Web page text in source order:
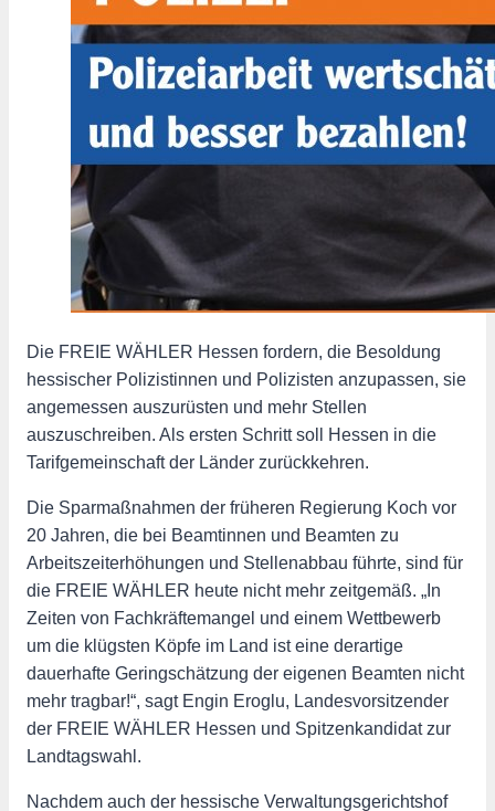
Die FREIE WÄHLER Hessen fordern, die Besoldung
hessischer Polizistinnen und Polizisten anzupassen, sie
angemessen auszurüsten und mehr Stellen
auszuschreiben. Als ersten Schritt soll Hessen in die
Tarifgemeinschaft der Länder zurückkehren.
Die Sparmaßnahmen der früheren Regierung Koch vor
20 Jahren, die bei Beamtinnen und Beamten zu
Arbeitszeiterhöhungen und Stellenabbau führte, sind für
die FREIE WÄHLER heute nicht mehr zeitgemäß. „In
Zeiten von Fachkräftemangel und einem Wettbewerb
um die klügsten Köpfe im Land ist eine derartige
dauerhafte Geringschätzung der eigenen Beamten nicht
mehr tragbar!“, sagt Engin Eroglu, Landesvorsitzender
der FREIE WÄHLER Hessen und Spitzenkandidat zur
Landtagswahl.
Nachdem auch der hessische Verwaltungsgerichtshof